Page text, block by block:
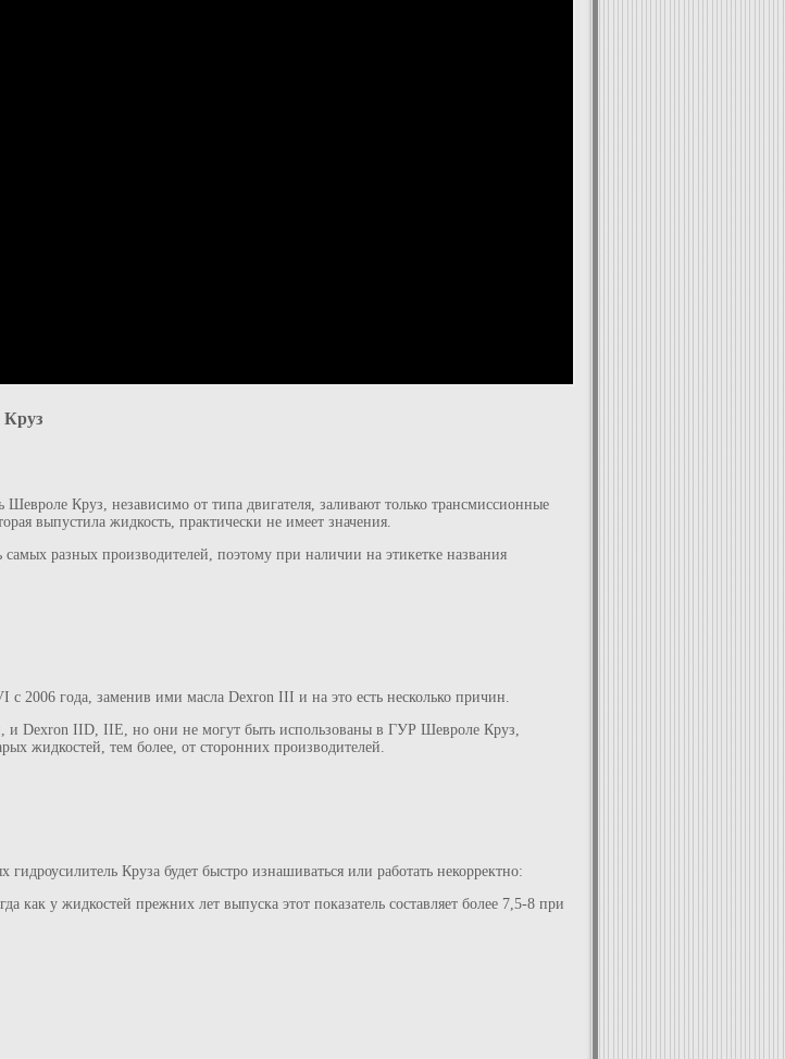
Круз
Круз, независимо от типа двигателя, заливают только трансмиссионные
выпустила жидкость, практически не имеет значения.
разных производителей, поэтому при наличии на этикетке названия
2006 года, заменив ими масла Dexron III и на это есть несколько причин.
Dexron IID, IIE, но они не могут быть использованы в ГУР Шевроле Круз,
жидкостей, тем более, от сторонних производителей.
Круза будет быстро изнашиваться или работать некорректно:
как у жидкостей прежних лет выпуска этот показатель составляет более 7,5-8 при